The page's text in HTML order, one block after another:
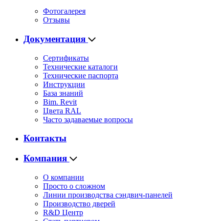
Фотогалерея
Отзывы
Документация
Сертификаты
Технические каталоги
Технические паспорта
Инструкции
База знаний
Bim. Revit
Цвета RAL
Часто задаваемые вопросы
Контакты
Компания
О компании
Просто о сложном
Линии производства сэндвич-панелей
Производство дверей
R&D Центр